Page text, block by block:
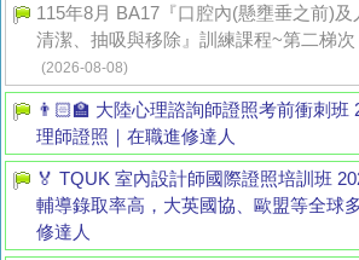
115年8月 BA17『口腔內(懸壅垂之前)
清潔、抽吸與移除』訓練課程~第二梯次
(2026-08-08)
👨🏻‍🏫 大陸心理諮詢師證照考前衝刺班
理師證照｜在職進修達人
🏅 TQUK 室內設計師國際證照培訓班
輔導錄取率高，大英國協、歐盟等全球
修達人